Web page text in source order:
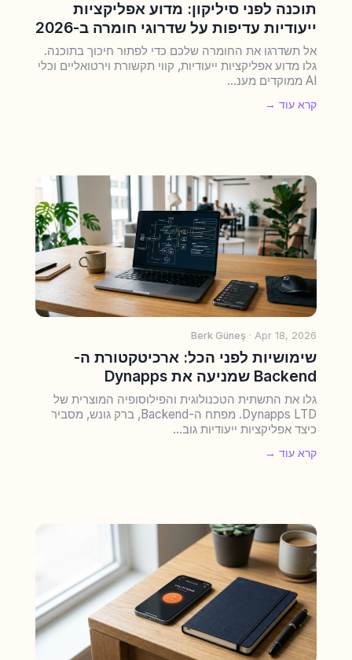
תוכנה לפני סיליקון: מדוע אפליקציות
ייעודיות עדיפות על שדרוגי חומרה ב-2026
אל תשדרגו את החומרה שלכם כדי לפתור חיכוך בתוכנה.
גלו מדוע אפליקציות ייעודיות, קווי תקשורת וירטואליים וכלי
AI ממוקדים מענ...
קרא עוד →
Berk Güneş · Apr 18, 2026
שימושיות לפני הכל: ארכיטקטורת ה-
Backend שמניעה את Dynapps
גלו את התשתית הטכנולוגית והפילוסופיה המוצרית של
Dynapps LTD. מפתח ה-Backend, ברק גונש, מסביר
כיצד אפליקציות ייעודיות גוב...
קרא עוד →